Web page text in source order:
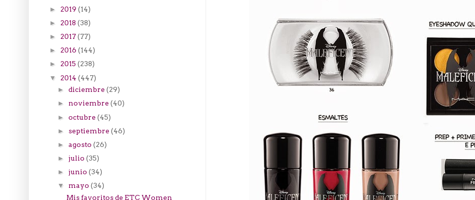
► 2019 (14)
► 2018 (38)
► 2017(77)
► 2016 (144)
► 2015 (238)
▼ 2014 (447)
►diciembre(29)
► noviembre(40)
►octubre(45)
► septiembre(46)
►agosto(26)
►julio(35)
►junio(34)
▼ mayo(34)
Mis favoritos de ETC Women